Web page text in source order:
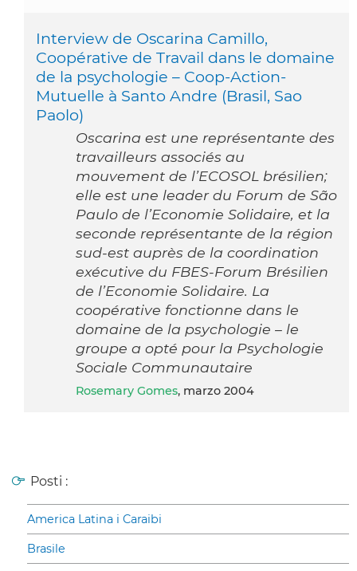
Interview de Oscarina Camillo,
Coopérative de Travail dans le domaine
de la psychologie – Coop-Action-
Mutuelle à Santo Andre (Brasil, Sao
Paolo)
Oscarina est une représentante des
travailleurs associés au
mouvement de l’ECOSOL brésilien;
elle est une leader du Forum de São
Paulo de l’Economie Solidaire, et la
seconde représentante de la région
sud-est auprès de la coordination
exécutive du FBES-Forum Brésilien
de l’Economie Solidaire. La
coopérative fonctionne dans le
domaine de la psychologie – le
groupe a opté pour la Psychologie
Sociale Communautaire
Rosemary Gomes, marzo 2004
Posti :
America Latina i Caraibi
Brasile